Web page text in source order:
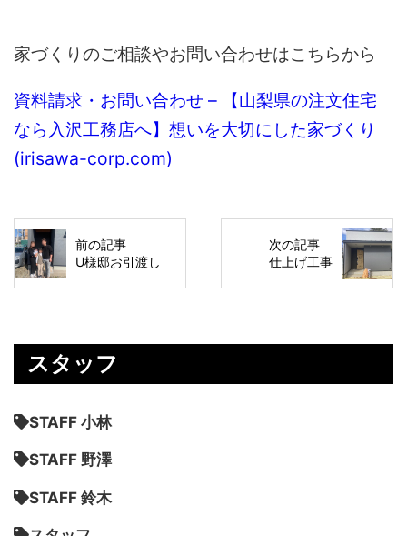
家づくりのご相談やお問い合わせはこちらから
資料請求・お問い合わせ – 【山梨県の注文住宅
なら入沢工務店へ】想いを大切にした家づくり
(irisawa-corp.com)
前の記事
U様邸お引渡し
次の記事
仕上げ工事
スタッフ
STAFF 小林
STAFF 野澤
STAFF 鈴木